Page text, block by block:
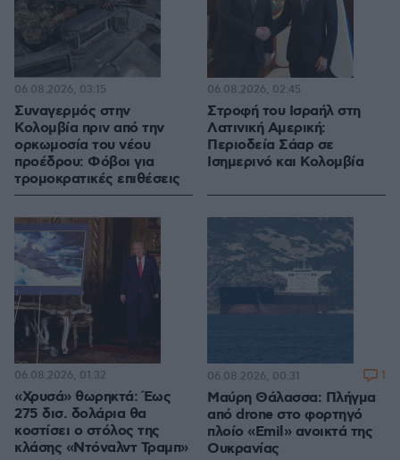
Συναγερμός στην
Κολομβία πριν από την
ορκωμοσία του νέου
προέδρου: Φόβοι για
τρομοκρατικές επιθέσεις
06.08.2026, 03:15
Στροφή του Ισραήλ στη
Λατινική Αμερική:
Περιοδεία Σάαρ σε
Ισημερινό και Κολομβία
06.08.2026, 02:45
«Χρυσά» θωρηκτά: Έως
275 δισ. δολάρια θα
κοστίσει ο στόλος της
κλάσης «Ντόναλντ Τραμπ»
06.08.2026, 01:32
Μαύρη Θάλασσα: Πλήγμα
από drone στο φορτηγό
πλοίο «Emil» ανοικτά της
Ουκρανίας
06.08.2026, 00:31 1